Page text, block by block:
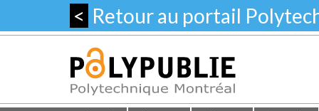
< Retour au portail